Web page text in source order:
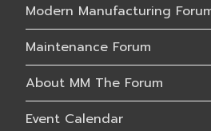
Modern Manufacturing
Maintenance Forum
About MM The Forum
Event Calendar